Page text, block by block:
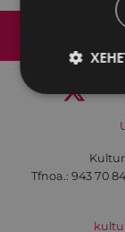
Tfnoa.: 943 70